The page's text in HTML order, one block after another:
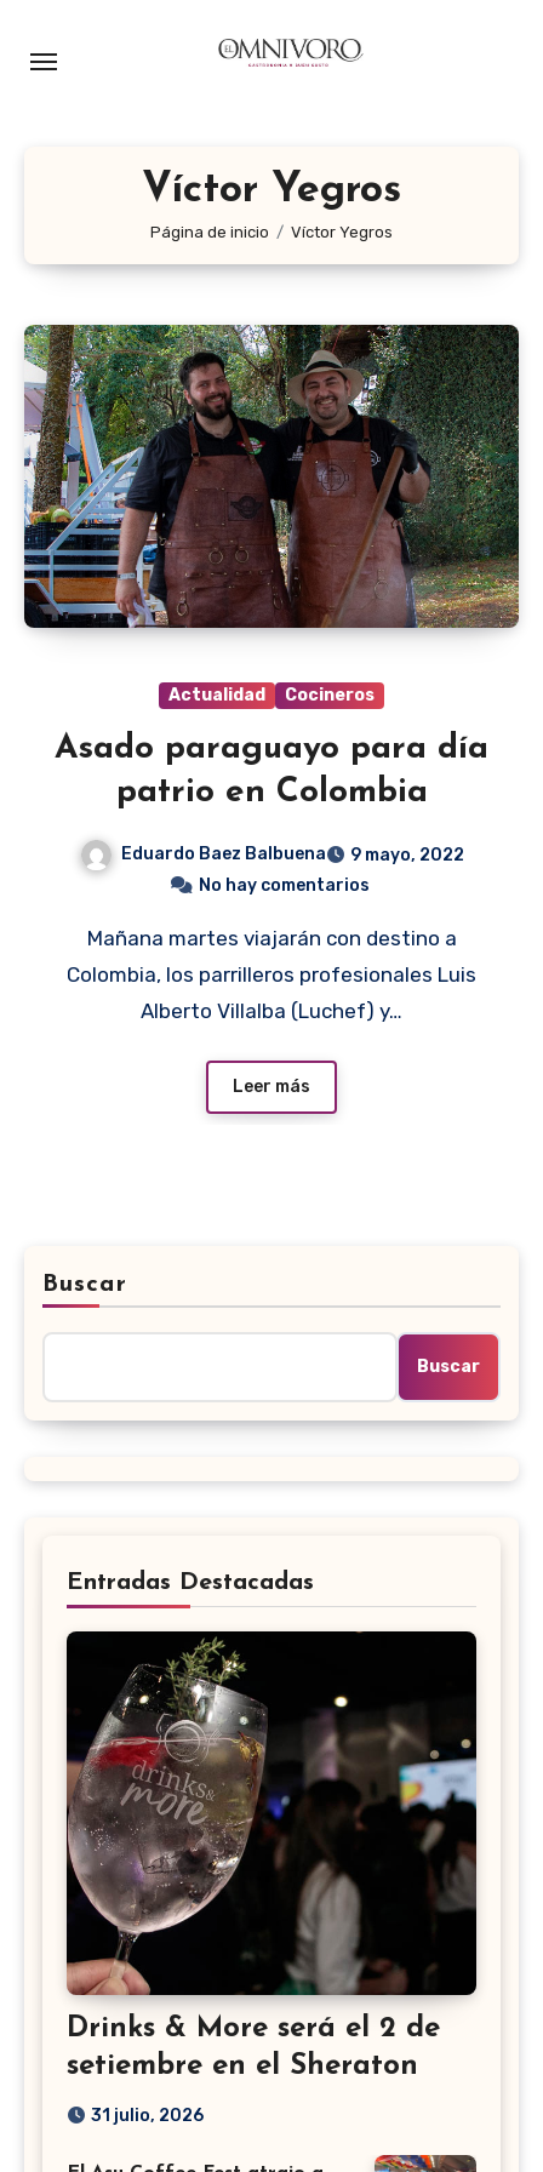
Víctor Yegros
Página de inicio Víctor Yegros
Actualidad Cocineros
Asado paraguayo para día
patrio en Colombia
Eduardo Baez Balbuena
9 mayo, 2022
No hay comentarios
Mañana martes viajarán con destino a
Colombia, los parrilleros profesionales Luis
Alberto Villalba (Luchef) y…
Leer más
Buscar
Buscar
Entradas Destacadas
Drinks & More será el 2 de
setiembre en el Sheraton
31 julio, 2026